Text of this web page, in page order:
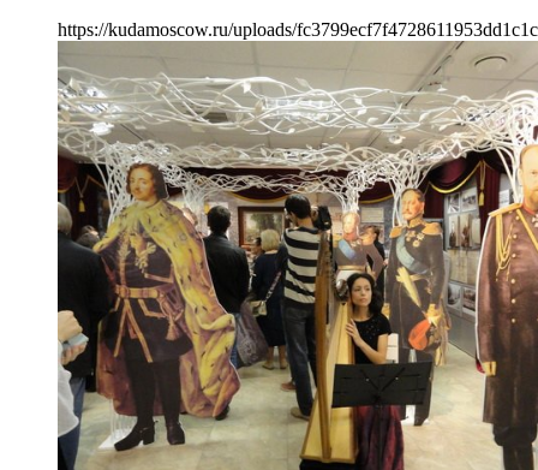
https://kudamoscow.ru/uploads/